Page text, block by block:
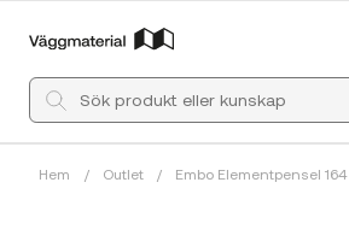
Hem / Outlet / Embo Elementpensel 164